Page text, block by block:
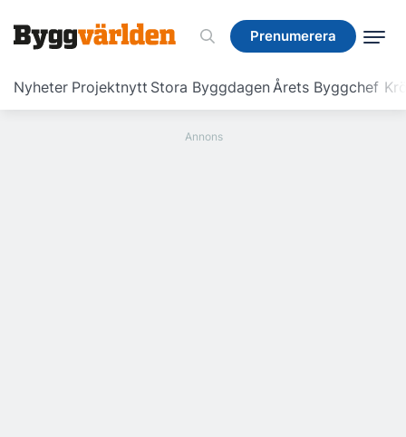
Prenumerera
Nyheter Projektnytt Stora ByggdagenÅrets Byggchef
Prenumerera